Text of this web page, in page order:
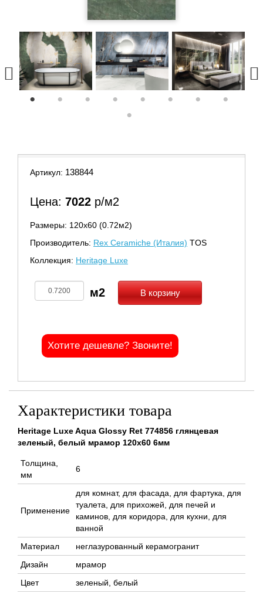
Артикул: 138844
Цена: 7022 р/м2
Размеры: 120х60 (0.72м2)
Производитель: Rex Ceramiche (Италия) TOS
Коллекция: Heritage Luxe
В корзину
Хотите дешевле? Звоните!
Характеристики товара
Heritage Luxe Aqua Glossy Ret 774856 глянцевая
зеленый, белый мрамор 120x60 6мм
Толщина,
мм
6
Применение
для комнат, для фасада, для фартука, для
туалета, для прихожей, для печей и
каминов, для коридора, для кухни, для
ванной
Материал
неглазурованный керамогранит
Дизайн
мрамор
Цвет
зеленый, белый